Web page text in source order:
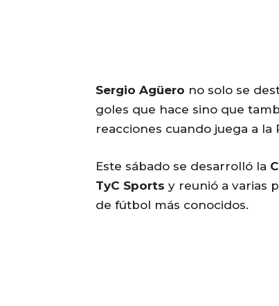
Sergio Agüero no solo se
goles que hace sino que
reacciones cuando juega a la
Este sábado se desarrolló la
TyC Sports y reunió a varias
de fútbol más conocidos.